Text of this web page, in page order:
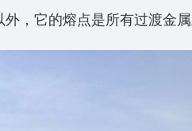
，它的熔点是所有过渡金属